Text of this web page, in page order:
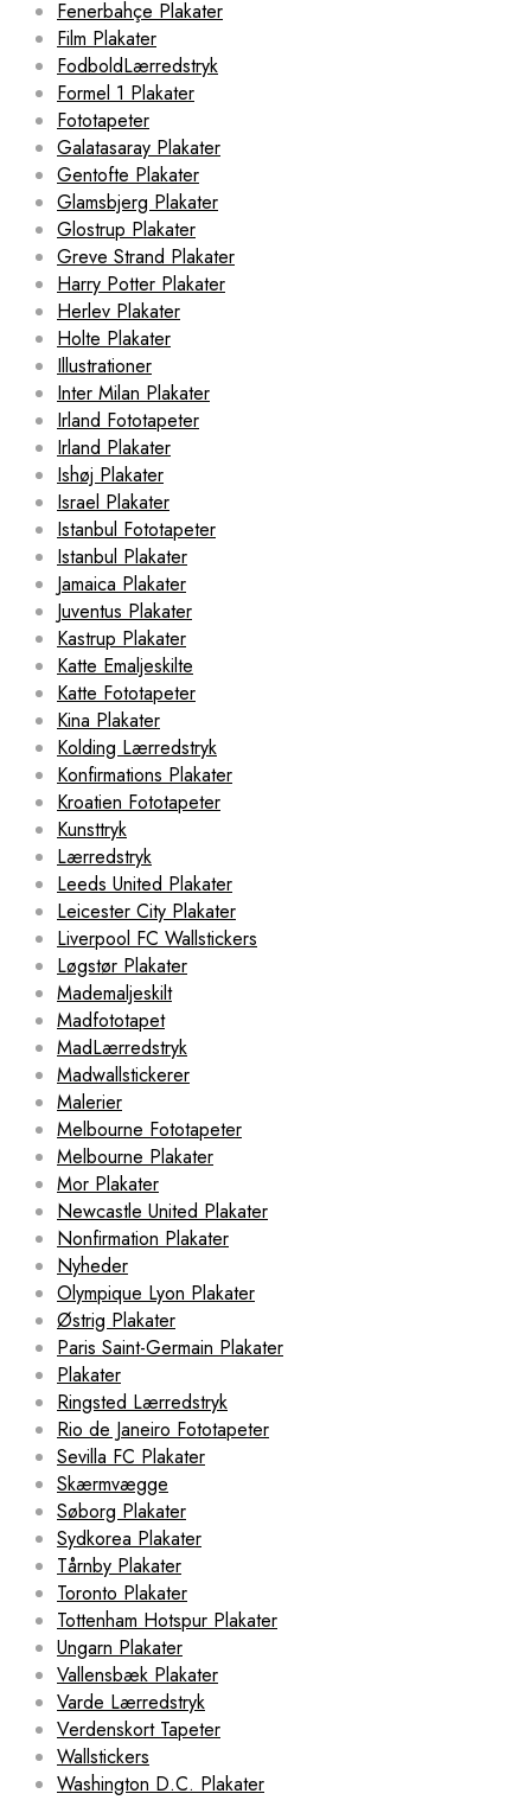
Fenerbahçe Plakater
Film Plakater
FodboldLærredstryk
Formel 1 Plakater
Fototapeter
Galatasaray Plakater
Gentofte Plakater
Glamsbjerg Plakater
Glostrup Plakater
Greve Strand Plakater
Harry Potter Plakater
Herlev Plakater
Holte Plakater
Illustrationer
Inter Milan Plakater
Irland Fototapeter
Irland Plakater
Ishøj Plakater
Israel Plakater
Istanbul Fototapeter
Istanbul Plakater
Jamaica Plakater
Juventus Plakater
Kastrup Plakater
Katte Emaljeskilte
Katte Fototapeter
Kina Plakater
Kolding Lærredstryk
Konfirmations Plakater
Kroatien Fototapeter
Kunsttryk
Lærredstryk
Leeds United Plakater
Leicester City Plakater
Liverpool FC Wallstickers
Løgstør Plakater
Mademaljeskilt
Madfototapet
MadLærredstryk
Madwallstickerer
Malerier
Melbourne Fototapeter
Melbourne Plakater
Mor Plakater
Newcastle United Plakater
Nonfirmation Plakater
Nyheder
Olympique Lyon Plakater
Østrig Plakater
Paris Saint-Germain Plakater
Plakater
Ringsted Lærredstryk
Rio de Janeiro Fototapeter
Sevilla FC Plakater
Skærmvægge
Søborg Plakater
Sydkorea Plakater
Tårnby Plakater
Toronto Plakater
Tottenham Hotspur Plakater
Ungarn Plakater
Vallensbæk Plakater
Varde Lærredstryk
Verdenskort Tapeter
Wallstickers
Washington D.C. Plakater